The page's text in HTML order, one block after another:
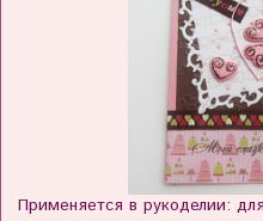
Применяется в рукоделии: